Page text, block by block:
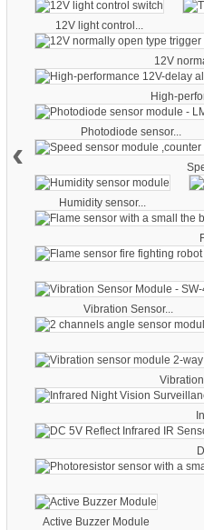
12V light control...
12V
High-
Photodiode sensor...
Humidity sensor...
Vibration Sensor...
Active Buzzer Module
‹